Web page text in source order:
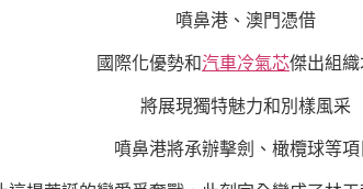
噴鼻港、澳門憑借
國際化優勢和汽車冷氣芯傑出組
將展現獨特魅力和別樣風采
噴鼻港將承辦擊劍、橄欖球等項